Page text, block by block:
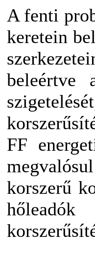
A fenti
keretein
beleértve
FF
korszerű